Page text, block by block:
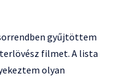
gyűjtöttem
filmet. A lista
olyan